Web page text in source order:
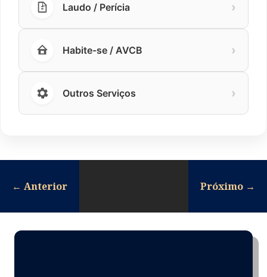
Laudo / Perícia ›
Habite-se / AVCB ›
Outros Serviços ›
← Anterior Próximo →